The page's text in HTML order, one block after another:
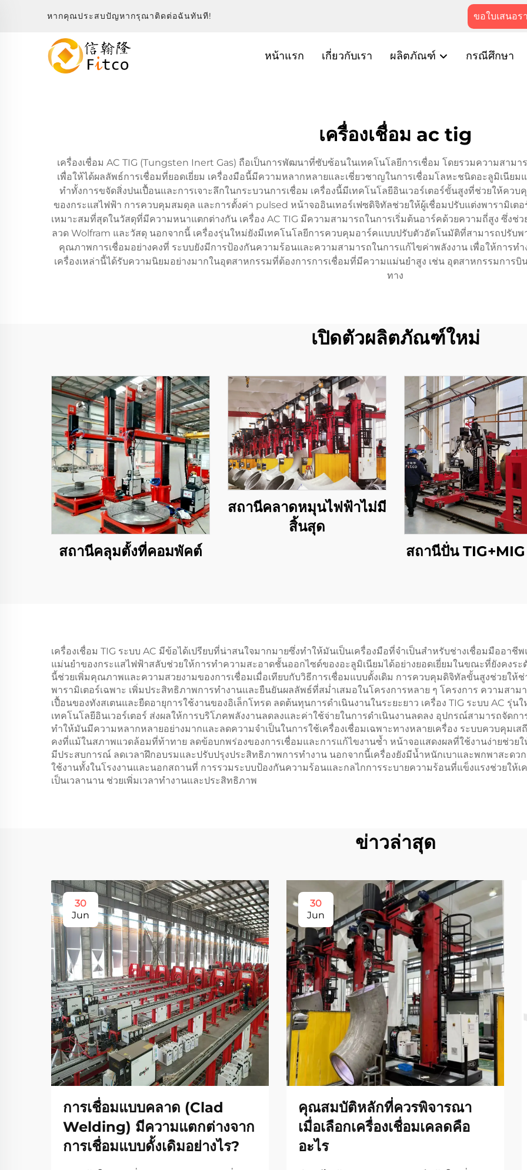
หากคุณประสบปัญหากรุณาติดต่อฉันทันที! ขอใบเสนอร
หน้าแรก เกี่ยวกับเรา ผลิตภัณฑ์ กรณีศึกษา
เครื่องเชื่อม ac tig
เครื่องเชื่อม AC TIG (Tungsten Inert Gas) ถือเป็นการพัฒนาที่ซับซ้อนในเทคโนโลยีการเชื่อม โดยรวมความสาม
เพื่อให้ได้ผลลัพธ์การเชื่อมที่ยอดเยี่ยม เครื่องมือนี้มีความหลากหลายและเชี่ยวชาญในการเชื่อมโลหะชนิดอะลูมิเนียม
ทำทั้งการขจัดสิ่งปนเปื้อนและการเจาะลึกในกระบวนการเชื่อม เครื่องนี้มีเทคโนโลยีอินเวอร์เตอร์ขั้นสูงที่ช่วยให้คว
ของกระแสไฟฟ้า การควบคุมสมดุล และการตั้งค่า pulsed หน้าจออินเทอร์เฟซดิจิทัลช่วยให้ผู้เชื่อมปรับแต่งพารามิเต
เหมาะสมที่สุดในวัสดุที่มีความหนาแตกต่างกัน เครื่อง AC TIG มีความสามารถในการเริ่มต้นอาร์คด้วยความถี่สูง ซึ่งช่
ลวด Wolfram และวัสดุ นอกจากนี้ เครื่องรุ่นใหม่ยังมีเทคโนโลยีการควบคุมอาร์คแบบปรับตัวอัตโนมัติที่สามารถปรับ
คุณภาพการเชื่อมอย่างคงที่ ระบบยังมีการป้องกันความร้อนและความสามารถในการแก้ไขค่าพลังงาน เพื่อให้การท
เครื่องเหล่านี้ได้รับความนิยมอย่างมากในอุตสาหกรรมที่ต้องการการเชื่อมที่มีความแม่นยำสูง เช่น อุตสาหกรรมการ
ทาง
เปิดตัวผลิตภัณฑ์ใหม่
สถานีคลุมตั้งที่คอมพัคต์
สถานีคลาดหมุนไฟฟ้าไม่มี
สิ้นสุด
สถานีปั่น
เครื่องเชื่อม TIG ระบบ AC มีข้อได้เปรียบที่น่าสนใจมากมายซึ่งทำให้มันเป็นเครื่องมือที่จำเป็นสำหรับช่างเชื่อมมืออา
แม่นยำของกระแสไฟฟ้าสลับช่วยให้การทำความสะอาดชั้นออกไซด์ของอะลูมิเนียมได้อย่างยอดเยี่ยมในขณะที่ยังคงร
นี้ช่วยเพิ่มคุณภาพและความสวยงามของการเชื่อมเมื่อเทียบกับวิธีการเชื่อมแบบดั้งเดิม การควบคุมดิจิทัลขั้นสูงช่วยให้
พารามิเตอร์เฉพาะ เพิ่มประสิทธิภาพการทำงานและยืนยันผลลัพธ์ที่สม่ำเสมอในโครงการหลาย ๆ โครงการ ความสา
เปื้อนของทังสเตนและยืดอายุการใช้งานของอิเล็กโทรด ลดต้นทุนการดำเนินงานในระยะยาว เครื่อง TIG ระบบ AC
เทคโนโลยีอินเวอร์เตอร์ ส่งผลให้การบริโภคพลังงานลดลงและค่าใช้จ่ายในการดำเนินงานลดลง อุปกรณ์สามารถจัดก
ทำให้มันมีความหลากหลายอย่างมากและลดความจำเป็นในการใช้เครื่องเชื่อมเฉพาะทางหลายเครื่อง ระบบควบคุม
คงที่แม้ในสภาพแวดล้อมที่ท้าทาย ลดข้อบกพร่องของการเชื่อมและการแก้ไขงานซ้ำ หน้าจอแสดงผลที่ใช้งานง่ายช่วย
มีประสบการณ์ ลดเวลาฝึกอบรมและปรับปรุงประสิทธิภาพการทำงาน นอกจากนี้เครื่องยังมีน้ำหนักเบาและพกพาสะ
ใช้งานทั้งในโรงงานและนอกสถานที่ การรวมระบบป้องกันความร้อนและกลไกการระบายความร้อนที่แข็งแรงช่วยให้เ
เป็นเวลานาน ช่วยเพิ่มเวลาทำงานและประสิทธิภาพ
ข่าวล่าสุด
30
Jun
การเชื่อมแบบคลาด (Clad
Welding) มีความแตกต่างจาก
การเชื่อมแบบดั้งเดิมอย่างไร?
30
Jun
คุณสมบัติหลักที่ควรพิจารณา
เมื่อเลือกเครื่องเชื่อมเคลดคือ
อะไร